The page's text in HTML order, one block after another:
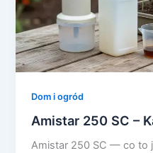
Dom i ogród
Amistar 250 SC –
Amistar 250 SC — co to